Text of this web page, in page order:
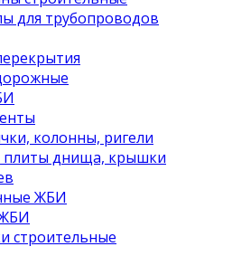
для трубопроводов
колонны, ригели
плиты днища, крышки
ЖБИ
строительные